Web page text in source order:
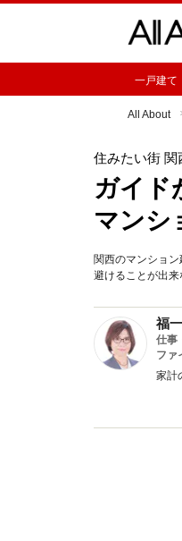
一戸建て
All About
住みたい街 関
ガイド
マンシ
関西のマンショ
避けることが出来
福
仕事
ファ
家計